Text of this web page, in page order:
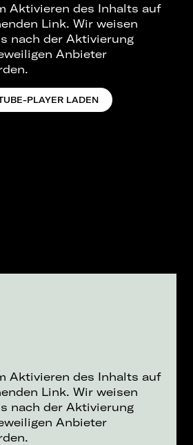
Aktivieren des Inhalts auf
Link. Wir weisen
nach der Aktivierung
Anbieter
PLAYER LADEN
Aktivieren des Inhalts auf
Link. Wir weisen
nach der Aktivierung
Anbieter